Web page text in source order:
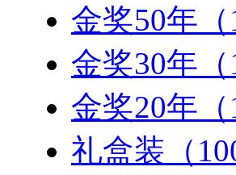
金奖50年（
金奖30年（
金奖20年（
礼盒装（